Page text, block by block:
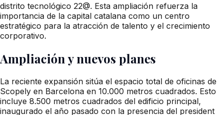
distrito tecnológico 22@. Esta ampliación refuerza la
importancia de la capital catalana como un centro
estratégico para la atracción de talento y el crecimiento
corporativo.
Ampliación y nuevos planes
La reciente expansión sitúa el espacio total de oficinas de
Scopely en Barcelona en 10.000 metros cuadrados. Esto
incluye 8.500 metros cuadrados del edificio principal,
inaugurado el año pasado con la presencia del president